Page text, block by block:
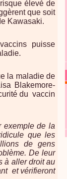
élevé de
que soit
Kawasaki.
puisse
la maladie de
Blakemore-
du vaccin
exemple de la
que les
de gens
De leur
à aller droit au
et vérifieront